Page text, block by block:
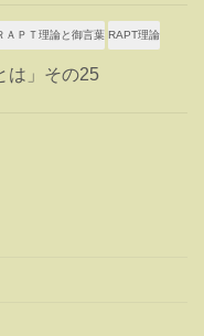
ＡＰＴ理論と御言葉 RAPT理論
は」その25